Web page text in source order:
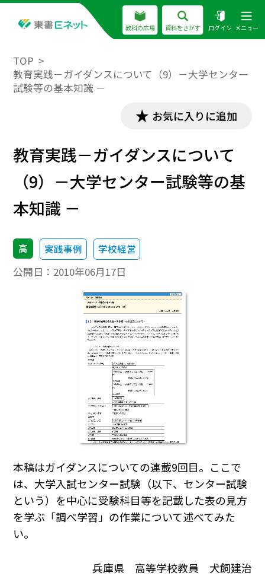
教科の広場 資料をさがす ログイン メニュー
TOP
教育実践－ガイダンスについて（9）－大学センター
試験等の基本知識 －
お気に入りに追加
教育実践－ガイダンスについて
（9）－大学センター試験等の基
本知識 －
高 実践事例 学校経営
公開日： 2010年06月17日
本稿はガイダンスについての連載9回目。ここで
は、大学入試センター試験（以下、センター試験
という）を中心に受験科目等を記載した表の見方
を学ぶ「調べ学習」の作業について述べてみた
い。
兵庫県 高等学校教員 犬飼建治